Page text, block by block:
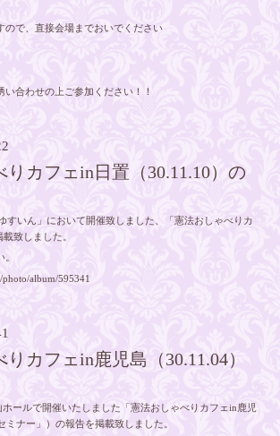
で、直接会場までおいでください
合わせの上ご参加ください！！
りカフェin日置（30.11.10）の
すいん」において開催致しました、「憲法おしゃべりカ
致しました。
album/595341
カフェin鹿児島（30.11.04）
ールで開催いたしました「憲法おしゃべりカフェin鹿児
ミナー」）の報告を掲載致しました。